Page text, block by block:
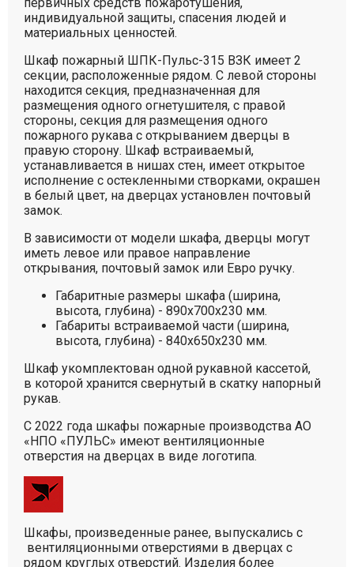
индивидуальной защиты, спасения людей и
материальных ценностей.
Шкаф пожарный ШПК-Пульс-315 ВЗК имеет 2
секции, расположенные рядом. С левой стороны
находится секция, предназначенная для
размещения одного огнетушителя, с правой
стороны, секция для размещения одного
пожарного рукава с открыванием дверцы в
правую сторону. Шкаф встраиваемый,
устанавливается в нишах стен, имеет открытое
исполнение с остекленными створками, окрашен
в белый цвет, на дверцах установлен почтовый
замок.
В зависимости от модели шкафа, дверцы могут
иметь левое или правое направление
открывания, почтовый замок или Евро ручку.
Габаритные размеры шкафа (ширина,
высота, глубина) - 890х700х230 мм.
Габариты встраиваемой части (ширина,
высота, глубина) - 840х650х230 мм.
Шкаф укомплектован одной рукавной кассетой,
в которой хранится свернутый в скатку напорный
рукав.
С 2022 года шкафы пожарные производства АО
«НПО «ПУЛЬС» имеют вентиляционные
отверстия на дверцах в виде логотипа.
Шкафы, произведенные ранее, выпускались с
вентиляционными отверстиями в дверцах с
рядом круглых отверстий. Изделия более